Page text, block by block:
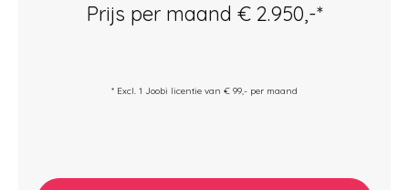
Prijs per maand € 2.950,-*
* Excl. 1 Joobi licentie van € 99,- per maand